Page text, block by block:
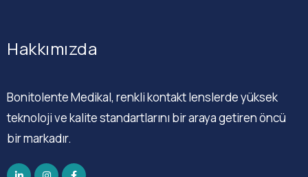
Hakkımızda
Bonitolente Medikal, renkli kontakt lenslerde yüksek
teknoloji ve kalite standartlarını bir araya getiren öncü
bir markadır.